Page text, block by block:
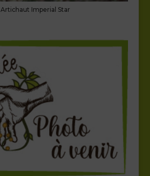
Artichaut Imperial Star